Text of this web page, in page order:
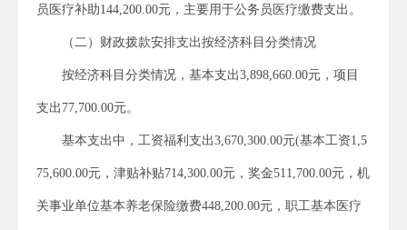
员医疗补助144,200.00元，主要用于公务员医疗缴费支出。
（二）财政拨款安排支出按经济科目分类情况
按经济科目分类情况，基本支出3,898,660.00元，项目
支出77,700.00元。
基本支出中，工资福利支出3,670,300.00元(基本工资1,5
75,600.00元，津贴补贴714,300.00元，奖金511,700.00元，机
关事业单位基本养老保险缴费448,200.00元，职工基本医疗